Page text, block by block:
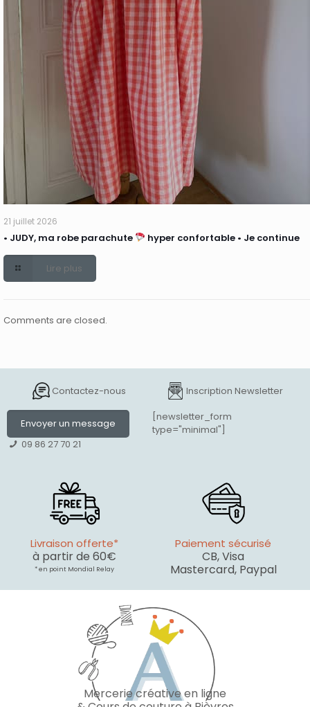
21 juillet 2026
• JUDY, ma robe parachute hyper confortable • Je continue
Lire plus
Comments are closed.
Contactez-nous
Envoyer un message
09 86 27 70 21
Inscription Newsletter
[newsletter_form
type="minimal"]
Livraison offerte*
à partir de 60€
* en point Mondial Relay
Paiement sécurisé
CB, Visa
Mastercard, Paypal
Mercerie créative en ligne